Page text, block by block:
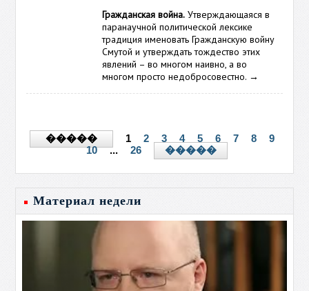
Гражданская война. Утверждающаяся в
паранаучной политической лексике
традиция именовать Гражданскую войну
Смутой и утверждать тождество этих
явлений – во многом наивно, а во
многом просто недобросовестно. →
����� 1 2 3 4 5 6 7 8
9
10
... 26 �����
Материал недели